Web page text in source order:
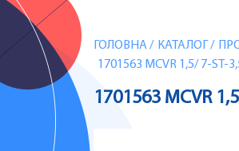
ГОЛОВНА/ КАТАЛОГ /
1701563 MCVR 1,5/ 7-
1701563 MCVR